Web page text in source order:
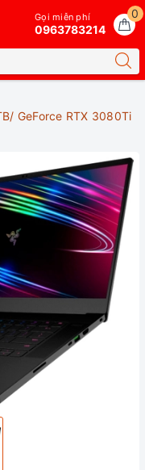
0
Gọi miễn phí
0963783214
GeForce RTX 3080Ti